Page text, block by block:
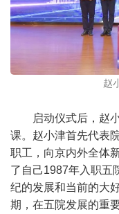
赵
启动仪式后，赵
课。赵小津首先代表
职工，向京内外全体
了自己1987年入职五
纪的发展和当前的大
期，在五院发展的重